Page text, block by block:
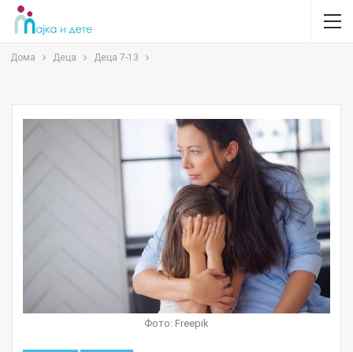
Дома Деца Деца 7-13
Фото: Freepik